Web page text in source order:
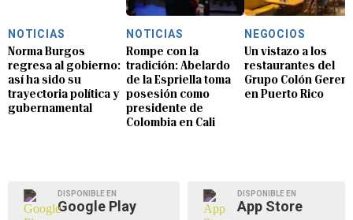
NOTICIAS
Norma Burgos
regresa al gobierno:
así ha sido su
trayectoria política y
gubernamental
NOTICIAS
Rompe con la
tradición: Abelardo
de la Espriella toma
posesión como
presidente de
Colombia en Cali
NEGOCIOS
Un vistazo a los
restaurantes del
Grupo Colón
en Puerto Rico
DISPONIBLE EN
Google Play
DISPONIBLE EN
App Store